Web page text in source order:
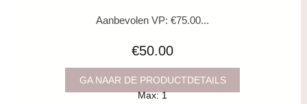
Aanbevolen VP: €75.00...
€50.00
GA NAAR DE PRODUCTDETAILS
Max: 1